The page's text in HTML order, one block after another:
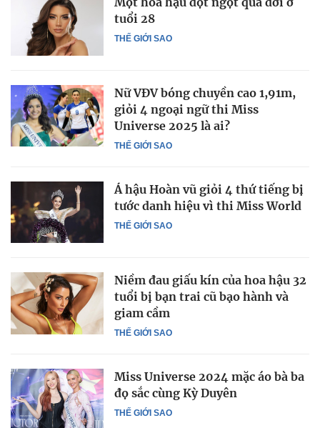
THẾ GIỚI SAO
tuổi 28
THẾ GIỚI SAO
Nữ VĐV bóng chuyền cao 1,91m,
giỏi 4 ngoại ngữ thi Miss
Universe 2025 là ai?
THẾ GIỚI SAO
Á hậu Hoàn vũ giỏi 4 thứ tiếng bị
tước danh hiệu vì thi Miss World
THẾ GIỚI SAO
Niềm đau giấu kín của hoa hậu 32
tuổi bị bạn trai cũ bạo hành và
giam cầm
THẾ GIỚI SAO
Miss Universe 2024 mặc áo bà ba
đọ sắc cùng Kỳ Duyên